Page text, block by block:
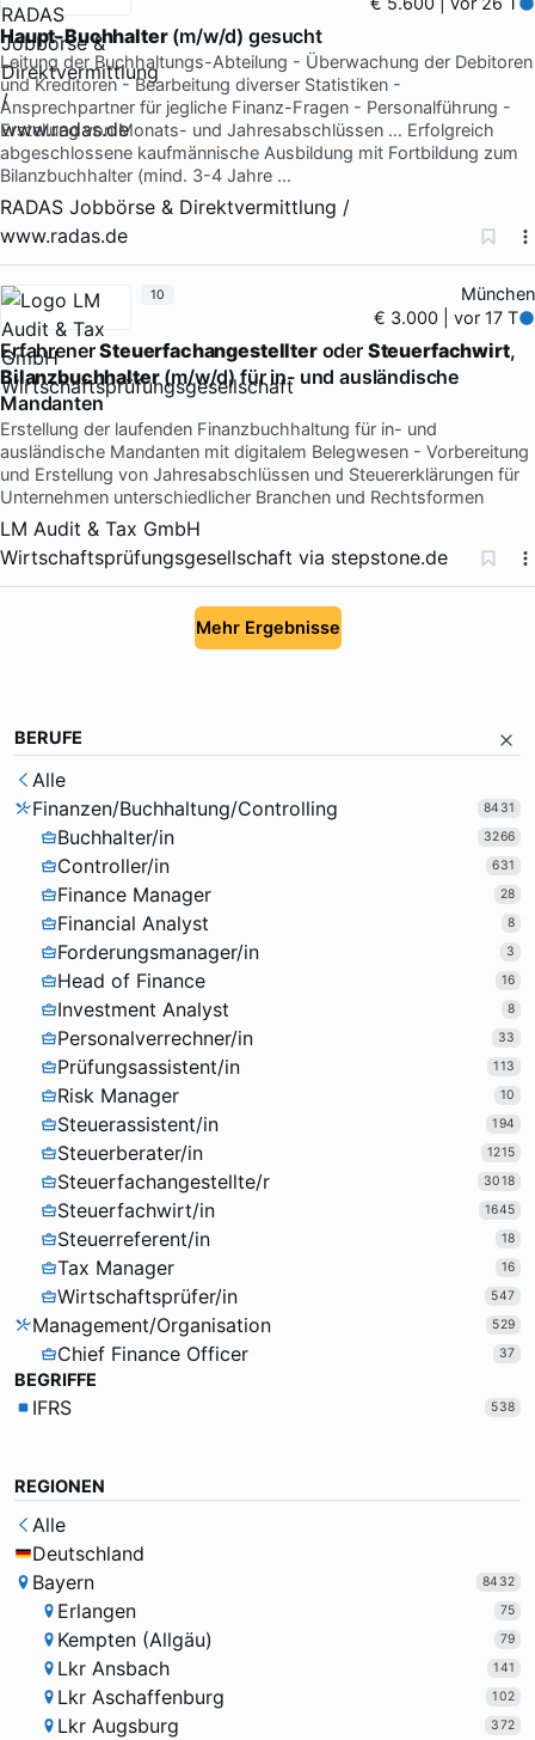
Haupt-Buchhalter(m/w/d) gesucht
Leitung der Buchhaltungs-Abteilung - Überwachung der Debitoren
und Kreditoren - Bearbeitung diverser Statistiken -
Ansprechpartner für jegliche Finanz-Fragen - Personalführung -
Erstellung von Monats- und Jahresabschlüssen … Erfolgreich
abgeschlossene kaufmännische Ausbildung mit Fortbildung zum
Bilanzbuchhalter (mind. 3-4 Jahre …
RADAS Jobbörse & Direktvermittlung /
www.radas.de
München
€ 3.000 | vor 17 T
ErfahrenerSteuerfachangestellteroder Steuerfachwirt,
Bilanzbuchhalter(m/w/d) für in- und ausländische
Mandanten
Erstellung der laufenden Finanzbuchhaltung für in- und
ausländische Mandanten mit digitalem Belegwesen - Vorbereitung
und Erstellung von Jahresabschlüssen und Steuererklärungen für
Unternehmen unterschiedlicher Branchen und Rechtsformen
LM Audit & Tax GmbH
Wirtschaftsprüfungsgesellschaft via stepstone.de
10
Mehr Ergebnisse
BERUFE
Alle
Finanzen/Buchhaltung/Controlling
8431
Buchhalter/in 3266
Controller/in 631
Finance Manager 28
Financial Analyst 8
Forderungsmanager/in 3
Head of Finance 16
Investment Analyst 8
Personalverrechner/in 33
Prüfungsassistent/in 113
Risk Manager 10
Steuerassistent/in 194
Steuerberater/in 1215
Steuerfachangestellte/r 3018
Steuerfachwirt/in 1645
Steuerreferent/in 18
Tax Manager 16
Wirtschaftsprüfer/in 547
Management/Organisation 529
Chief Finance Officer 37
BEGRIFFE
IFRS 538
REGIONEN
Alle
Deutschland
Bayern
8432
Erlangen 75
Kempten (Allgäu) 79
Lkr Ansbach 141
Lkr Aschaffenburg 102
Lkr Augsburg 372